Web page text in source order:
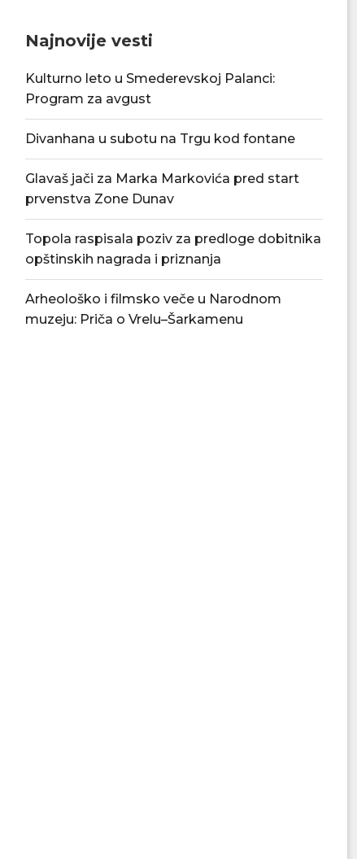
Najnovije vesti
Kulturno leto u Smederevskoj Palanci:
Program za avgust
Divanhana u subotu na Trgu kod fontane
Glavaš jači za Marka Markovića pred start
prvenstva Zone Dunav
Topola raspisala poziv za predloge dobitnika
opštinskih nagrada i priznanja
Arheološko i filmsko veče u Narodnom
muzeju: Priča o Vrelu–Šarkamenu